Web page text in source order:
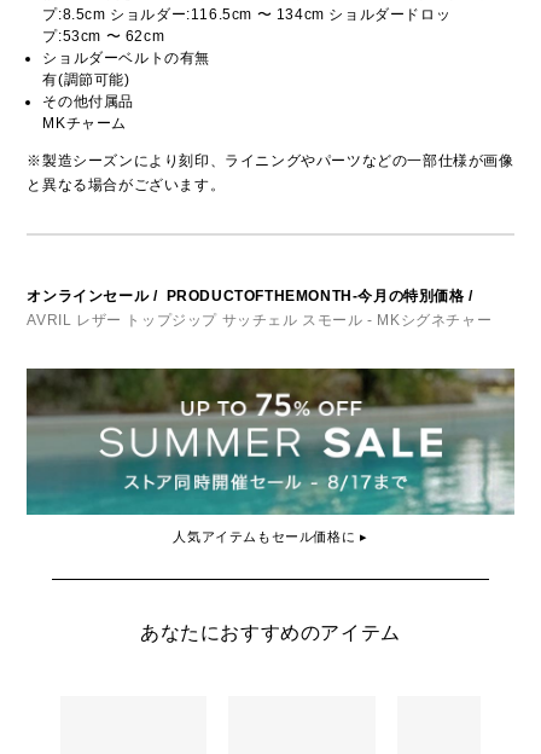
プ:8.5cm ショルダー:116.5cm 〜 134cm ショルダードロッ
プ:53cm 〜 62cm
ショルダーベルトの有無
有(調節可能)
その他付属品
MKチャーム
※製造シーズンにより刻印、ライニングやパーツなどの一部仕様が画像
と異なる場合がございます。
オンラインセール/ PRODUCTOFTHEMONTH-今月の特別価格 /
AVRIL レザー トップジップ サッチェル スモール - MKシグネチャー
人気アイテムもセール価格に ▸
あなたにおすすめのアイテム